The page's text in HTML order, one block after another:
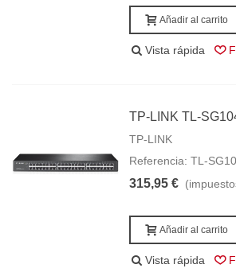
Añadir al carrito
Vista rápida
TP-LINK TL-
TP-LINK
Referencia: TL-
315,95 €
Añadir al carrito
Vista rápida